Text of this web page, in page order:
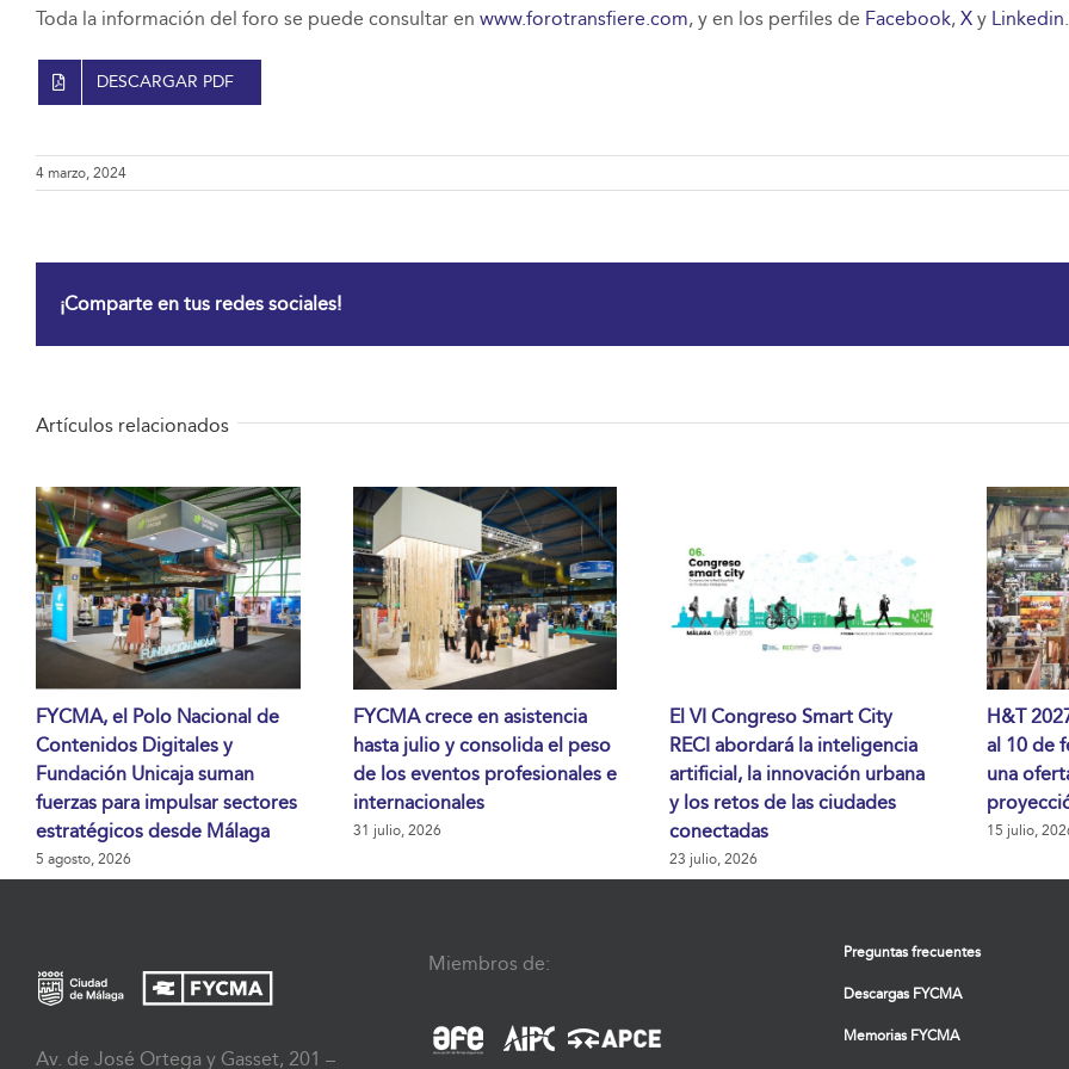
Toda la información del foro se puede consultar en www.forotransfiere.com, y en los perfiles de Facebook, Xy Linkedin.
DESCARGAR PDF
4 marzo, 2024
¡Comparte en tus redes sociales!
Artículos relacionados
FYCMA, el Polo Nacional de
Contenidos Digitales y
Fundación Unicaja suman
fuerzas para impulsar sectores
estratégicos desde Málaga
5 agosto, 2026
FYCMA crece en asistencia
hasta julio y consolida el peso
de los eventos profesionales e
internacionales
31 julio, 2026
El VI Congreso Smart City
RECI abordará la inteligencia
artificial, la innovación urbana
y los retos de las ciudades
conectadas
23 julio, 2026
H&T
al 10 de
una
15 julio,
Av. de José Ortega y Gasset, 201 –
Miembros de: Preguntas frecuentes
Descargas FYCMA
Memorias FYCMA